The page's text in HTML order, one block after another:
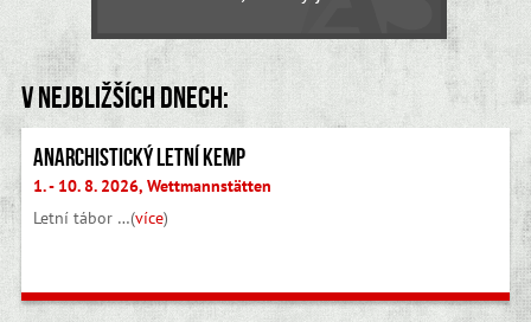
V nejbližších dnech:
Anarchistický letní kemp
1. - 10. 8. 2026, Wettmannstätten
Letní tábor …(více)